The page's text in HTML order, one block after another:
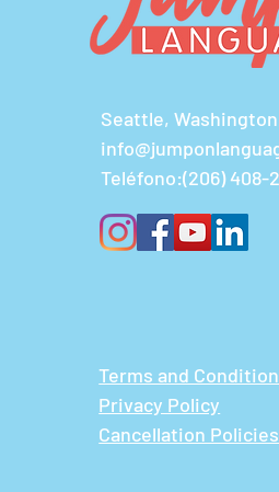
Seattle,
Teléfono:(206) 408-
Terms and
Privacy Policy
Cancellation Policies